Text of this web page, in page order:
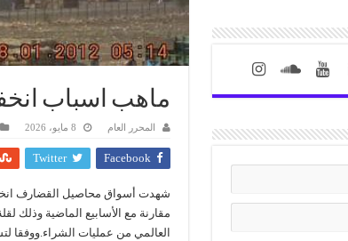
ماهب اسباب
المحرر العام 8 مايو، 2026
Facebook
Twitter
شهدت أسواق محاصيل القضارف
مقارنة مع الأسابيع الماضية وذلك
العالمي من عمليات الشراء.ووفقا